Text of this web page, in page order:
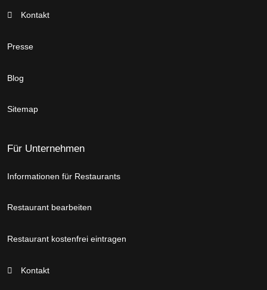
Kontakt
Presse
Blog
Sitemap
Für Unternehmen
Informationen für Restaurants
Restaurant bearbeiten
Restaurant kostenfrei eintragen
Kontakt